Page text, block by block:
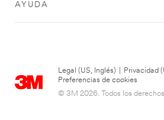
AYUDA
Legal (US, Inglés) Privacidad
Preferencias de cookies
© 3M 2026. Todos los derechos